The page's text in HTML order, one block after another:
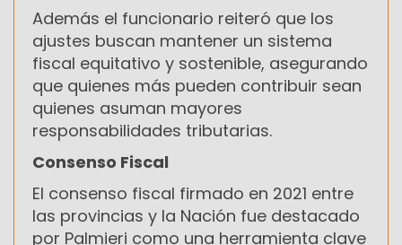
Además el funcionario reiteró que los
ajustes buscan mantener un sistema
fiscal equitativo y sostenible, asegurando
que quienes más pueden contribuir sean
quienes asuman mayores
responsabilidades tributarias.
Consenso Fiscal
El consenso fiscal firmado en 2021 entre
las provincias y la Nación fue destacado
por Palmieri como una herramienta clave